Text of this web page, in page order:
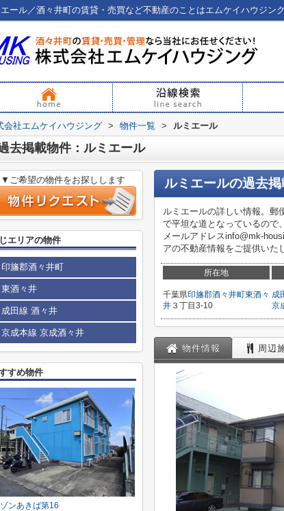
ール／酒々井町の賃貸・売買など不動産のことはエムケイハウジング
会社エムケイハウジング > 物件一覧 > ルミエール
去掲載物件：ルミエール
ルミエールの過去
ルミエールの詳しい情報。郵
で平坦な道となっているので
メールアドレスinfo@mk-
アの不動産情報をご提供いた
所在地
千葉県印旛郡酒々井町東酒々
井 ３丁目3-10
成
京
物件情報 周辺
▼ご希望の物件をお探しします
エリアの物件
印旛郡酒々井町
東酒々井
成田線 酒々井
京成本線 京成酒々井
すめ物件
ンあきば第16